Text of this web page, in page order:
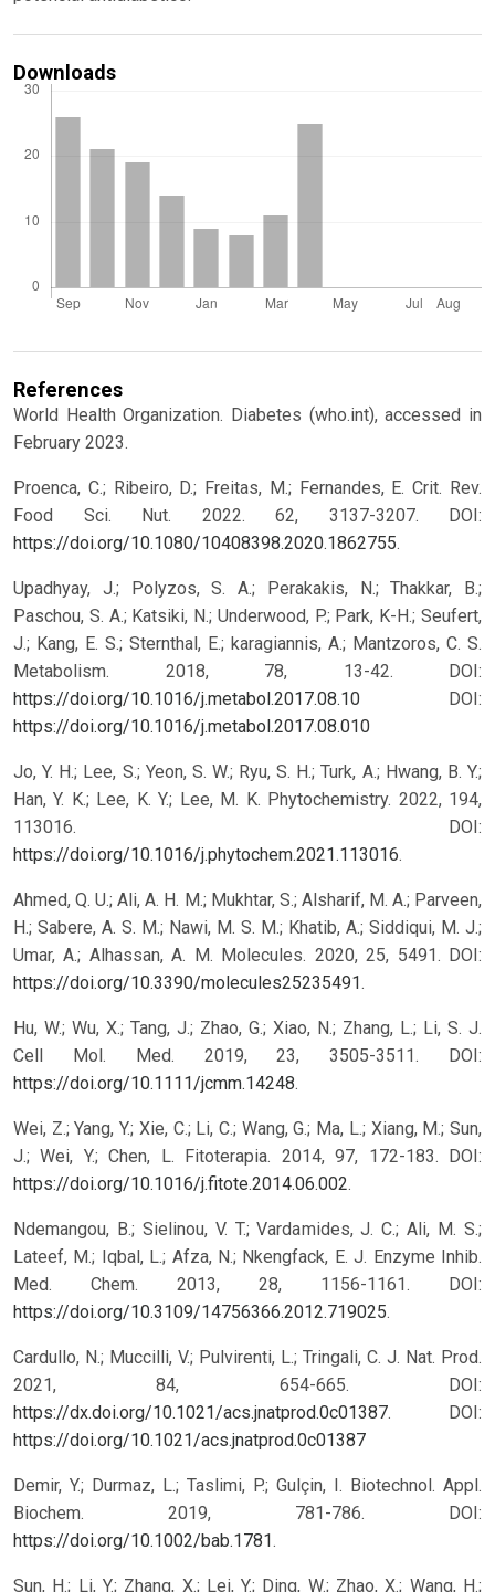
Downloads
References
World Health Organization. Diabetes (who.int), accessed in
February 2023.
Proenca, C.; Ribeiro, D.; Freitas, M.; Fernandes, E. Crit. Rev.
Food Sci. Nut. 2022. 62, 3137-3207. DOI:
https://doi.org/10.1080/10408398.2020.1862755.
Upadhyay, J.; Polyzos, S. A.; Perakakis, N.; Thakkar, B.;
Paschou, S. A.; Katsiki, N.; Underwood, P.; Park, K-H.; Seufert,
J.; Kang, E. S.; Sternthal, E.; karagiannis, A.; Mantzoros, C. S.
Metabolism. 2018, 78, 13-42. DOI:
https://doi.org/10.1016/j.metabol.2017.08.10
DOI:
https://doi.org/10.1016/j.metabol.2017.08.010
Jo, Y. H.; Lee, S.; Yeon, S. W.; Ryu, S. H.; Turk, A.; Hwang, B. Y.;
Han, Y. K.; Lee, K. Y.; Lee, M. K. Phytochemistry. 2022, 194,
113016. DOI:
https://doi.org/10.1016/j.phytochem.2021.113016.
Ahmed, Q. U.; Ali, A. H. M.; Mukhtar, S.; Alsharif, M. A.; Parveen,
H.; Sabere, A. S. M.; Nawi, M. S. M.; Khatib, A.; Siddiqui, M. J.;
Umar, A.; Alhassan, A. M. Molecules. 2020, 25, 5491. DOI:
https://doi.org/10.3390/molecules25235491.
Hu, W.; Wu, X.; Tang, J.; Zhao, G.; Xiao, N.; Zhang, L.; Li, S. J.
Cell Mol. Med. 2019, 23, 3505-3511. DOI:
https://doi.org/10.1111/jcmm.14248.
Wei, Z.; Yang, Y.; Xie, C.; Li, C.; Wang, G.; Ma, L.; Xiang, M.; Sun,
J.; Wei, Y.; Chen, L. Fitoterapia. 2014, 97, 172-183. DOI:
https://doi.org/10.1016/j.fitote.2014.06.002.
Ndemangou, B.; Sielinou, V. T.; Vardamides, J. C.; Ali, M. S.;
Lateef, M.; Iqbal, L.; Afza, N.; Nkengfack, E. J. Enzyme Inhib.
Med. Chem. 2013, 28, 1156-1161. DOI:
https://doi.org/10.3109/14756366.2012.719025.
Cardullo, N.; Muccilli, V.; Pulvirenti, L.; Tringali, C. J. Nat. Prod.
2021, 84, 654-665. DOI:
https://dx.doi.org/10.1021/acs.jnatprod.0c01387. DOI:
https://doi.org/10.1021/acs.jnatprod.0c01387
Demir, Y.; Durmaz, L.; Taslimi, P.; Gulçin, I. Biotechnol. Appl.
Biochem. 2019, 781-786. DOI:
https://doi.org/10.1002/bab.1781.
Sun, H.; Li, Y.; Zhang, X.; Lei, Y.; Ding, W.; Zhao, X.; Wang, H.;